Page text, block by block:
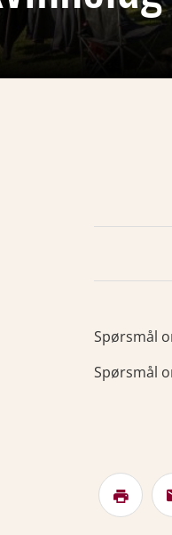
Spørsmål
Spørsmål